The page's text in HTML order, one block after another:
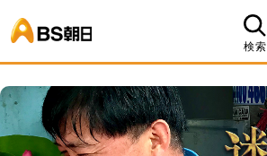
検索